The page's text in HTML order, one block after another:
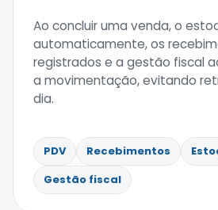
Ao concluir uma venda, o
automaticamente, os
registrados e a gestão fiscal
a movimentação, evitando
dia.
PDV Recebimentos
Gestão fiscal